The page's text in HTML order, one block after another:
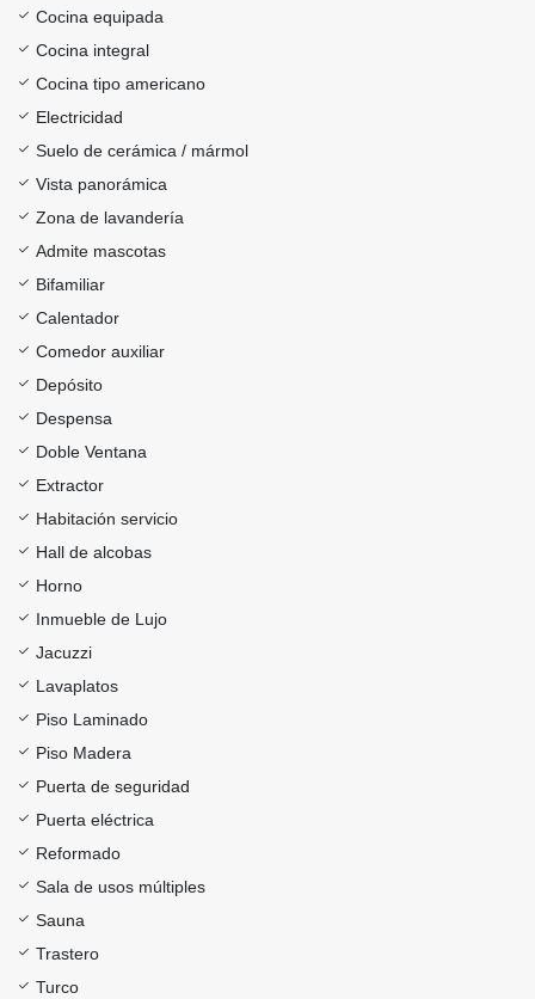
Cocina equipada
Cocina integral
Cocina tipo americano
Electricidad
Suelo de cerámica / mármol
Vista panorámica
Zona de lavandería
Admite mascotas
Bifamiliar
Calentador
Comedor auxiliar
Depósito
Despensa
Doble Ventana
Extractor
Habitación servicio
Hall de alcobas
Horno
Inmueble de Lujo
Jacuzzi
Lavaplatos
Piso Laminado
Piso Madera
Puerta de seguridad
Puerta eléctrica
Reformado
Sala de usos múltiples
Sauna
Trastero
Turco